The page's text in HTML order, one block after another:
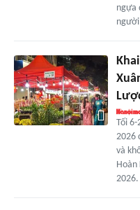
ngựa
Tối
2026
và
Hoàn
2026.